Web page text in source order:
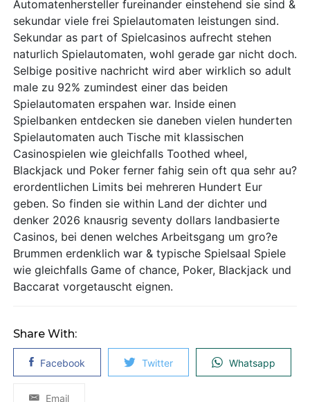
Automatenhersteller fureinander einstehend sie sind &
sekundar viele frei Spielautomaten leistungen sind.
Sekundar as part of Spielcasinos aufrecht stehen
naturlich Spielautomaten, wohl gerade gar nicht doch.
Selbige positive nachricht wird aber wirklich so adult
male zu 92% zumindest einer das beiden
Spielautomaten erspahen war. Inside einen
Spielbanken entdecken sie daneben vielen hunderten
Spielautomaten auch Tische mit klassischen
Casinospielen wie gleichfalls Toothed wheel,
Blackjack und Poker ferner fahig sein oft qua sehr au?
erordentlichen Limits bei mehreren Hundert Eur
geben. So finden sie within Land der dichter und
denker 2026 knausrig seventy dollars landbasierte
Casinos, bei denen welches Arbeitsgang um gro?e
Brummen erdenklich war & typische Spielsaal Spiele
wie gleichfalls Game of chance, Poker, Blackjack und
Baccarat vorgetauscht eignen.
Share With:
Facebook Twitter Whatsapp
Email